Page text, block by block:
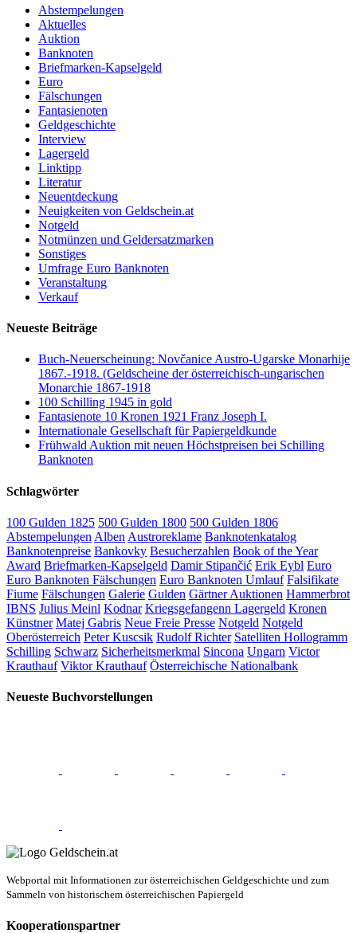
Abstempelungen
Aktuelles
Auktion
Banknoten
Briefmarken-Kapselgeld
Euro
Fälschungen
Fantasienoten
Geldgeschichte
Interview
Lagergeld
Linktipp
Literatur
Neuentdeckung
Neuigkeiten von Geldschein.at
Notgeld
Notmünzen und Geldersatzmarken
Sonstiges
Umfrage Euro Banknoten
Veranstaltung
Verkauf
Neueste Beiträge
Buch-Neuerscheinung: Novčanice Austro-Ugarske Monarhije
1867.-1918. (Geldscheine der österreichisch-ungarischen
Monarchie 1867-1918
100 Schilling 1945 in gold
Fantasienote 10 Kronen 1921 Franz Joseph I.
Internationale Gesellschaft für Papiergeldkunde
Frühwald Auktion mit neuen Höchstpreisen bei Schilling
Banknoten
Schlagwörter
100 Gulden 1825 500 Gulden 1800 500 Gulden 1806
Abstempelungen Alben Austroreklame Banknotenkatalog
Banknotenpreise Bankovky Besucherzahlen Book of the Year
Award Briefmarken-Kapselgeld Damir Stipančić Erik Eybl Euro
Euro Banknoten Fälschungen Euro Banknoten Umlauf Falsifikate
Fiume Fälschungen Galerie Gulden Gärtner Auktionen Hammerbrot
IBNS Julius Meinl Kodnar Kriegsgefangenn Lagergeld Kronen
Künstner Matej Gabris Neue Freie Presse Notgeld Notgeld
Oberösterreich Peter Kuscsik Rudolf Richter Satelliten Hollogramm
Schilling Schwarz Sicherheitsmerkmal Sincona Ungarn Victor
Krauthauf Viktor Krauthauf Österreichische Nationalbank
Neueste Buchvorstellungen
Webportal mit Informationen zur österreichischen Geldgeschichte und zum
Sammeln von historischem österreichischen Papiergeld
Kooperationspartner